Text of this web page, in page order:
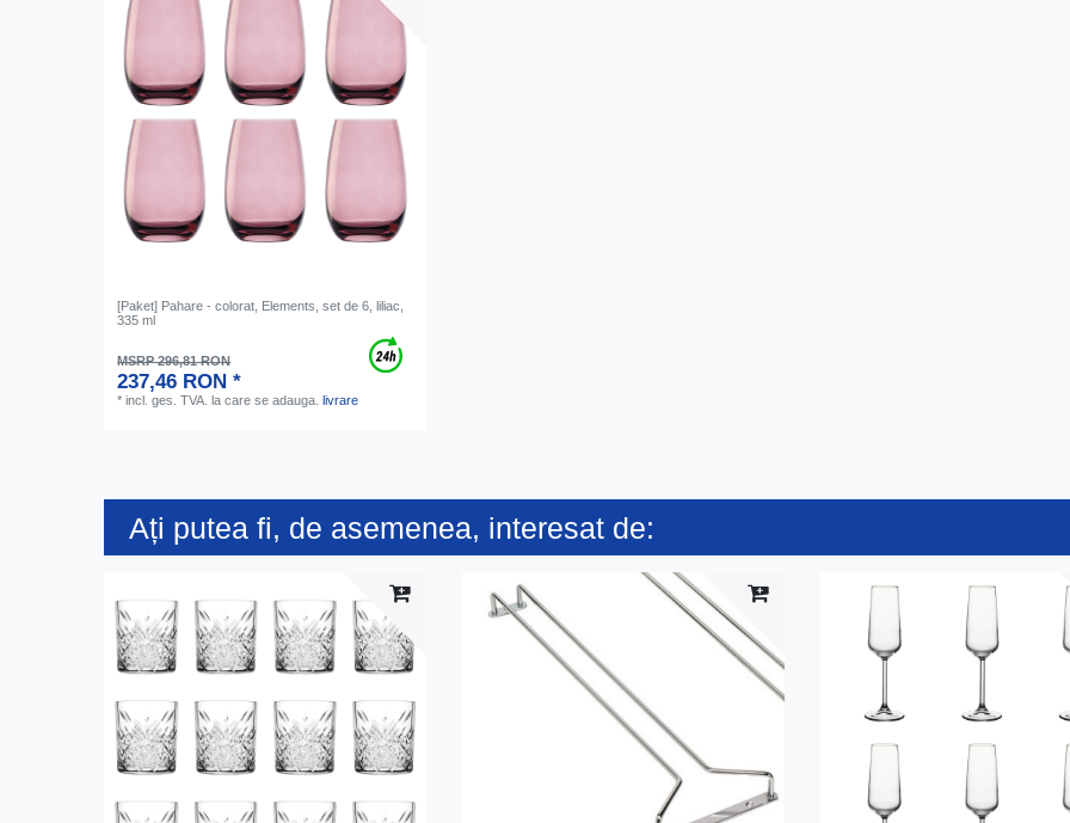
[Paket] Pahare - colorat, Elements, set de 6, liliac,
335 ml
MSRP 296,81 RON
237,46 RON *
*incl. ges. TVA. la care se adauga.livrare
Ați putea fi, de asemenea, interesat de: